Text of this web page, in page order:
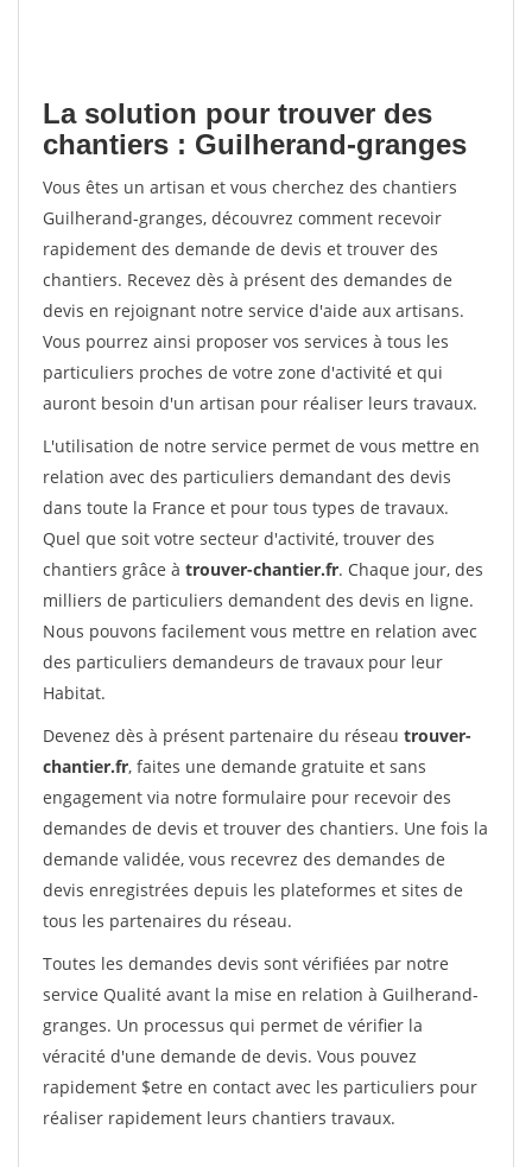
La solution pour trouver des
chantiers : Guilherand-granges
Vous êtes un artisan et vous cherchez des chantiers
Guilherand-granges, découvrez comment recevoir
rapidement des demande de devis et trouver des
chantiers. Recevez dès à présent des demandes de
devis en rejoignant notre service d'aide aux artisans.
Vous pourrez ainsi proposer vos services à tous les
particuliers proches de votre zone d'activité et qui
auront besoin d'un artisan pour réaliser leurs travaux.
L'utilisation de notre service permet de vous mettre en
relation avec des particuliers demandant des devis
dans toute la France et pour tous types de travaux.
Quel que soit votre secteur d'activité, trouver des
chantiers grâce à trouver-chantier.fr. Chaque jour, des
milliers de particuliers demandent des devis en ligne.
Nous pouvons facilement vous mettre en relation avec
des particuliers demandeurs de travaux pour leur
Habitat.
Devenez dès à présent partenaire du réseau trouver-
chantier.fr, faites une demande gratuite et sans
engagement via notre formulaire pour recevoir des
demandes de devis et trouver des chantiers. Une fois la
demande validée, vous recevrez des demandes de
devis enregistrées depuis les plateformes et sites de
tous les partenaires du réseau.
Toutes les demandes devis sont vérifiées par notre
service Qualité avant la mise en relation à Guilherand-
granges. Un processus qui permet de vérifier la
véracité d'une demande de devis. Vous pouvez
rapidement $etre en contact avec les particuliers pour
réaliser rapidement leurs chantiers travaux.